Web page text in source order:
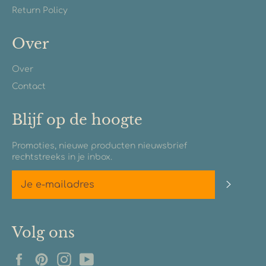
Return Policy
Over
Over
Contact
Blijf op de hoogte
Promoties, nieuwe producten nieuwsbrief
rechtstreeks in je inbox.
Volg ons
FacebookPinterestInstagram